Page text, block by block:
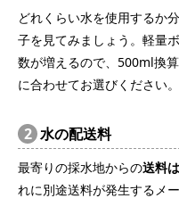
どれくらい水を使用するか
子を見てみましょう。軽量
数が増えるので、500ml換
に合わせてお選びください。
2 水の配送料
最寄りの採水地からの送料
れに別途送料が発生するメ